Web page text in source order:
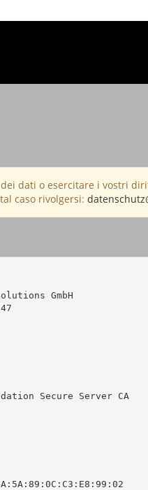
dati o esercitare i vostri
caso rivolgersi:
GmbH
Secure Server CA